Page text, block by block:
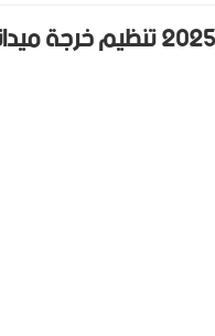
في إطار التحضير للدخول الجامعي 2026/2025، تم يوم الأربعاء 27 أوت 2025